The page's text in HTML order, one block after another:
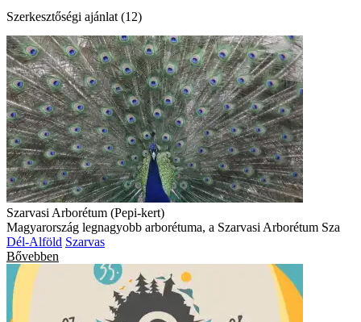
Szerkesztőségi ajánlat (12)
Szarvasi Arborétum (Pepi-kert)
Magyarország legnagyobb arborétuma, a Szarvasi Arborétum Sza
Dél-Alföld Szarvas
Bővebben